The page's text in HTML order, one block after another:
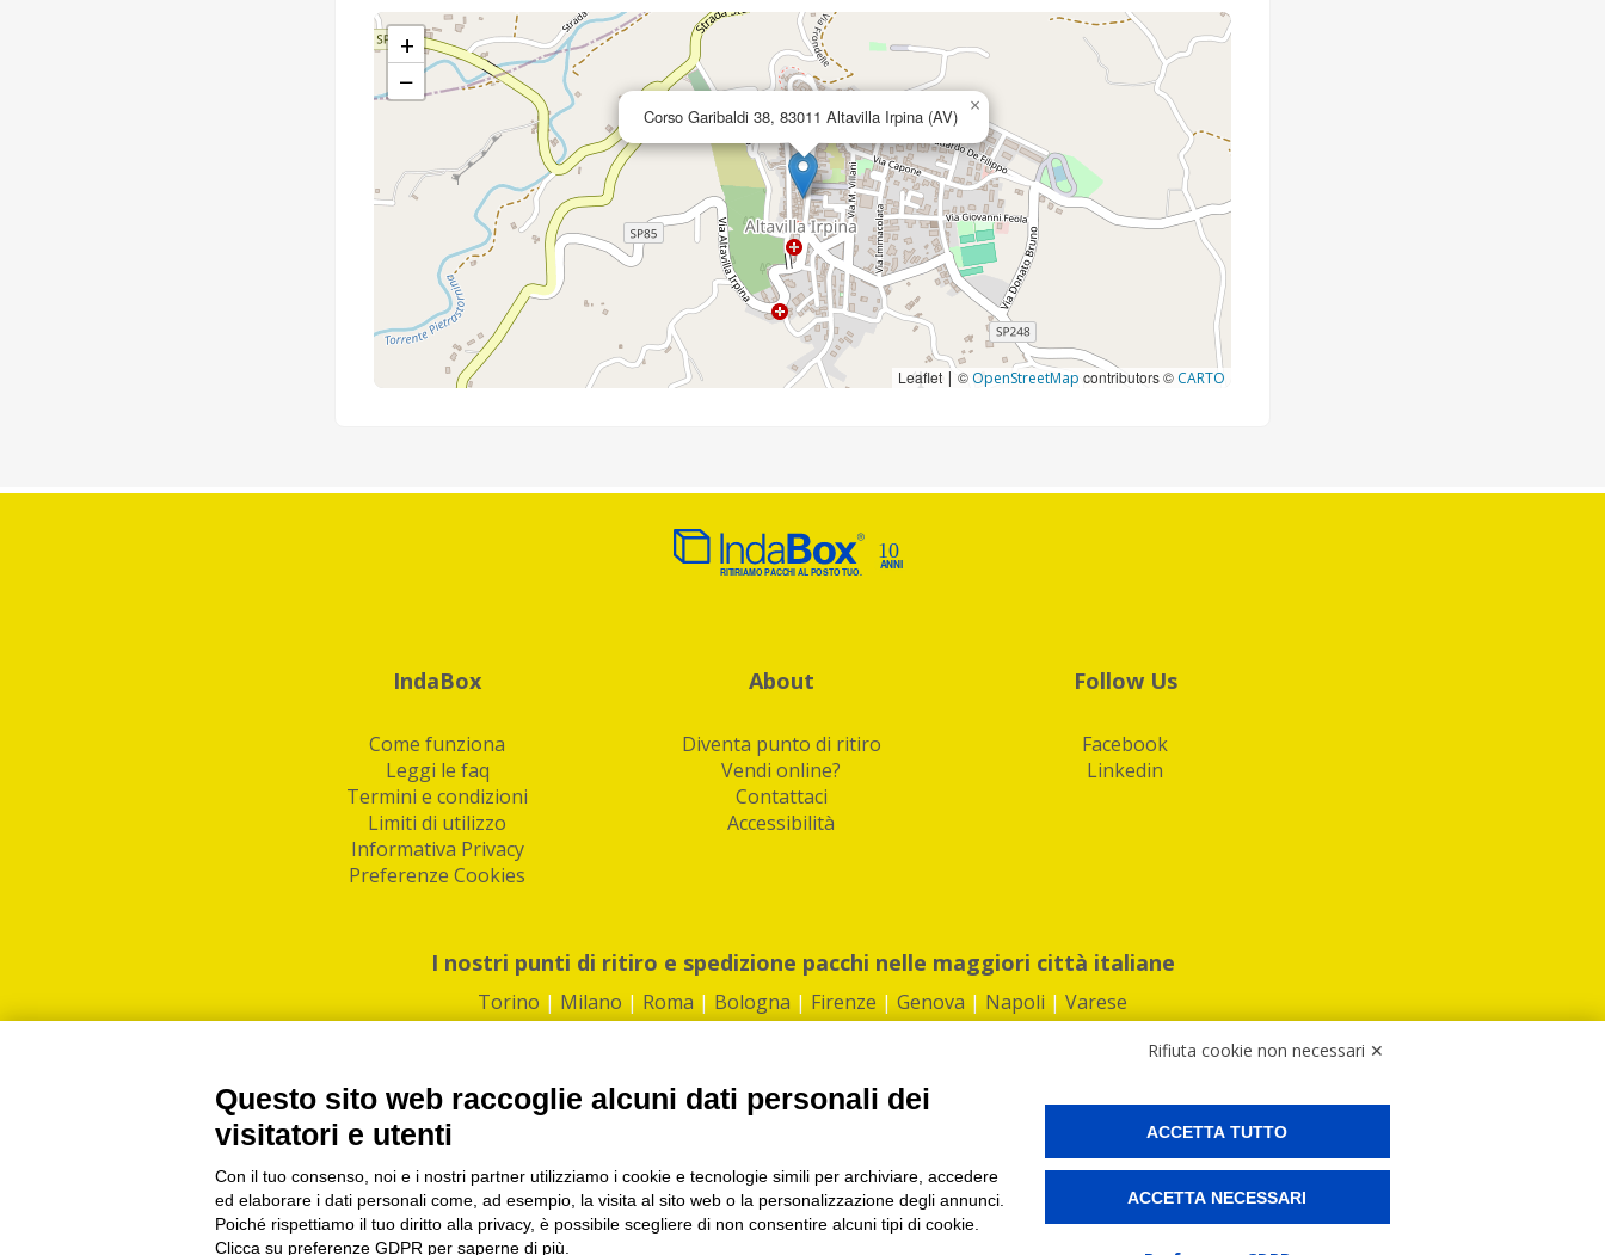
Corso Garibaldi 38, 83011 Altavilla Irpina (AV) ×
+
−
Leaflet | © OpenStreetMap contributors © CARTO
IndaBox
Come funziona
Leggi le faq
Termini e condizioni
Limiti di utilizzo
Informativa Privacy
Preferenze Cookies
About
Diventa punto di ritiro
Vendi online?
Contattaci
Accessibilità
Follow Us
Facebook
Linkedin
I nostri punti di ritiro e spedizione pacchi nelle maggiori città italiane
Torino | Milano | Roma | Bologna | Firenze | Genova | Napoli | Varese
PI/CF/N°Iscr.: 10821360012 | REA: RM 1494760 | Cap.Soc.: 50.000€ |Whistleblowing|Privacy|Preferenze Cookies
IndaBox | Oltre 11.500 punti di ritiro tra Bar, Tabaccai, Edicole e Kipoint per ritirare i tuoi acquisti online e spedire i tuoi pacchi.
Rifiuta cookie non necessari ✕
Questo sito web raccoglie alcuni dati personali dei
visitatori e utenti
Con il tuo consenso, noi e i nostri partner utilizziamo i cookie e tecnologie simili per archiviare, accedere
ed elaborare i dati personali come, ad esempio, la visita al sito web o la personalizzazione degli annunci.
Poiché rispettiamo il tuo diritto alla privacy, è possibile scegliere di non consentire alcuni tipi di cookie.
Clicca su preferenze GDPR per saperne di più.
ACCETTA TUTTO
ACCETTA NECESSARI